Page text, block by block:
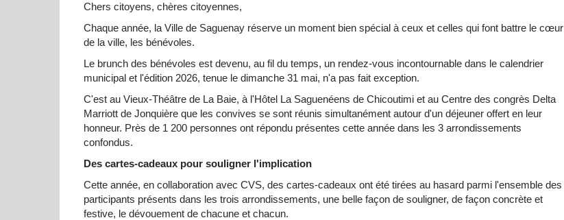
Chers citoyens, chères citoyennes,
Chaque année, la Ville de Saguenay réserve un moment bien spécial à ceux et celles qui font battre le cœur
de la ville, les bénévoles.
Le brunch des bénévoles est devenu, au fil du temps, un rendez-vous incontournable dans le calendrier
municipal et l'édition 2026, tenue le dimanche 31 mai, n'a pas fait exception.
C'est au Vieux-Théâtre de La Baie, à l'Hôtel La Saguenéens de Chicoutimi et au Centre des congrès Delta
Marriott de Jonquière que les convives se sont réunis simultanément autour d'un déjeuner offert en leur
honneur. Près de 1 200 personnes ont répondu présentes cette année dans les 3 arrondissements
confondus.
Des cartes-cadeaux pour souligner l'implication
Cette année, en collaboration avec CVS, des cartes-cadeaux ont été tirées au hasard parmi l'ensemble des
participants présents dans les trois arrondissements, une belle façon de souligner, de façon concrète et
festive, le dévouement de chacune et chacun.